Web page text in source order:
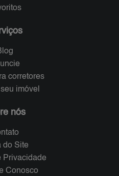
corretores
imóvel
nós
do Site
Privacidade
Conosco